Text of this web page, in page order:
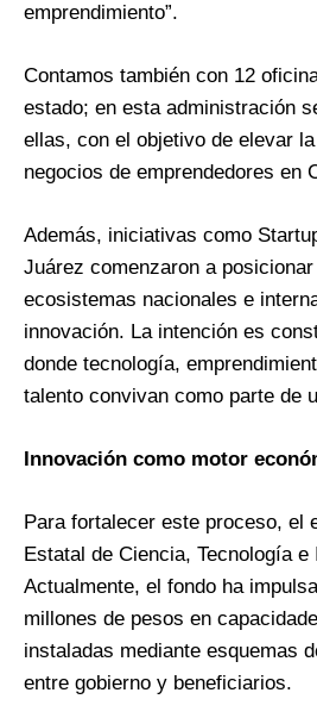
emprendimiento”.
Contamos también con 12
estado; en esta administración
ellas, con el objetivo de elevar
negocios de emprendedores en
Además, iniciativas como
Juárez comenzaron a
ecosistemas nacionales e
innovación. La intención es
donde tecnología,
talento convivan como parte de
Innovación como motor
Para fortalecer este proceso, el
Estatal de Ciencia, Tecnología e
Actualmente, el fondo ha
millones de pesos en
instaladas mediante esquemas
entre gobierno y beneficiarios.